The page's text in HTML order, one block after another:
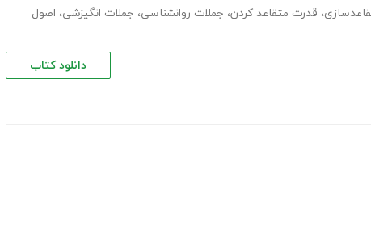
، قدرت متقاعد کردن، جملات روانشناسی، جملات انگیزشی، اصول
دانلود کتاب